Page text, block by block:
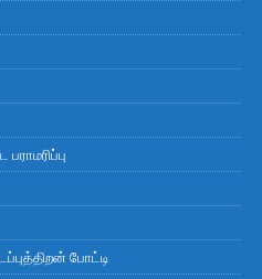
போட்டி